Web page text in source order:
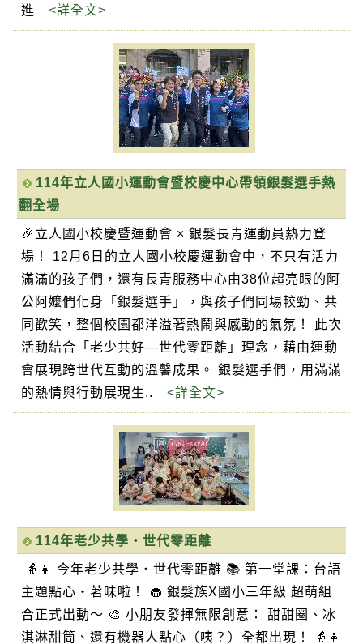
進 <詳全文>
114年立人國小運動會暨校慶中心帶領銀髮選手熱
翻全場
🎉立人國小校慶暨運動會 × 銀髮長青運動員熱力登
場！ 12月6日的立人國小校慶運動會中，不只有活力
滿滿的孩子們，還有長青服務中心由38位超亮眼的阿
公阿嬤們化身「銀髮選手」，與孩子們同場較勁、共
同歡笑，整個校園都洋溢著熱鬧與感動的氣氛！ 此次
活動結合「老少共好—世代零距離」理念，藉由運動
會展現跨世代互動的溫馨成果。 銀髮選手們，用滿滿
的熱情與行動展現生.. <詳全文>
114年老少共學・世代零距離
👵👧 今年老少共學・世代零距離 📚 第一堂課：台語
主題點心・著味啦！ 🧁 銀髮族X國小三年級 超萌組
合正式出動～ 🎨 小朋友發揮無限創意： 甜甜圈、冰
淇淋甜筒、還有機器人點心（咦？）全都出現！ 👵👧